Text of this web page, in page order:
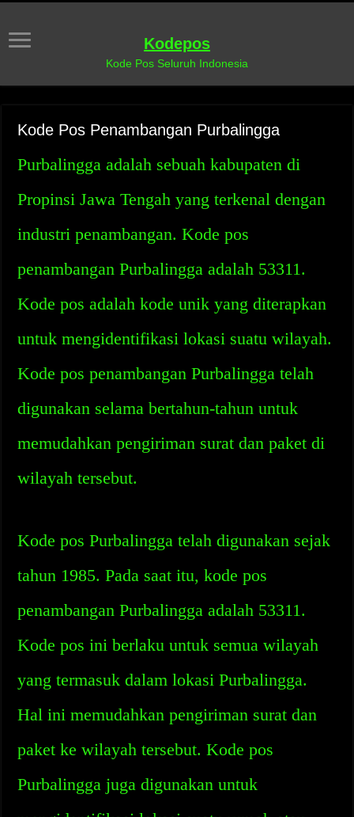
Kodepos
Kode Pos Seluruh Indonesia
Kode Pos Penambangan Purbalingga
Purbalingga adalah sebuah kabupaten di
Propinsi Jawa Tengah yang terkenal dengan
industri penambangan. Kode pos
penambangan Purbalingga adalah 53311.
Kode pos adalah kode unik yang diterapkan
untuk mengidentifikasi lokasi suatu wilayah.
Kode pos penambangan Purbalingga telah
digunakan selama bertahun-tahun untuk
memudahkan pengiriman surat dan paket di
wilayah tersebut.
Kode pos Purbalingga telah digunakan sejak
tahun 1985. Pada saat itu, kode pos
penambangan Purbalingga adalah 53311.
Kode pos ini berlaku untuk semua wilayah
yang termasuk dalam lokasi Purbalingga.
Hal ini memudahkan pengiriman surat dan
paket ke wilayah tersebut. Kode pos
Purbalingga juga digunakan untuk